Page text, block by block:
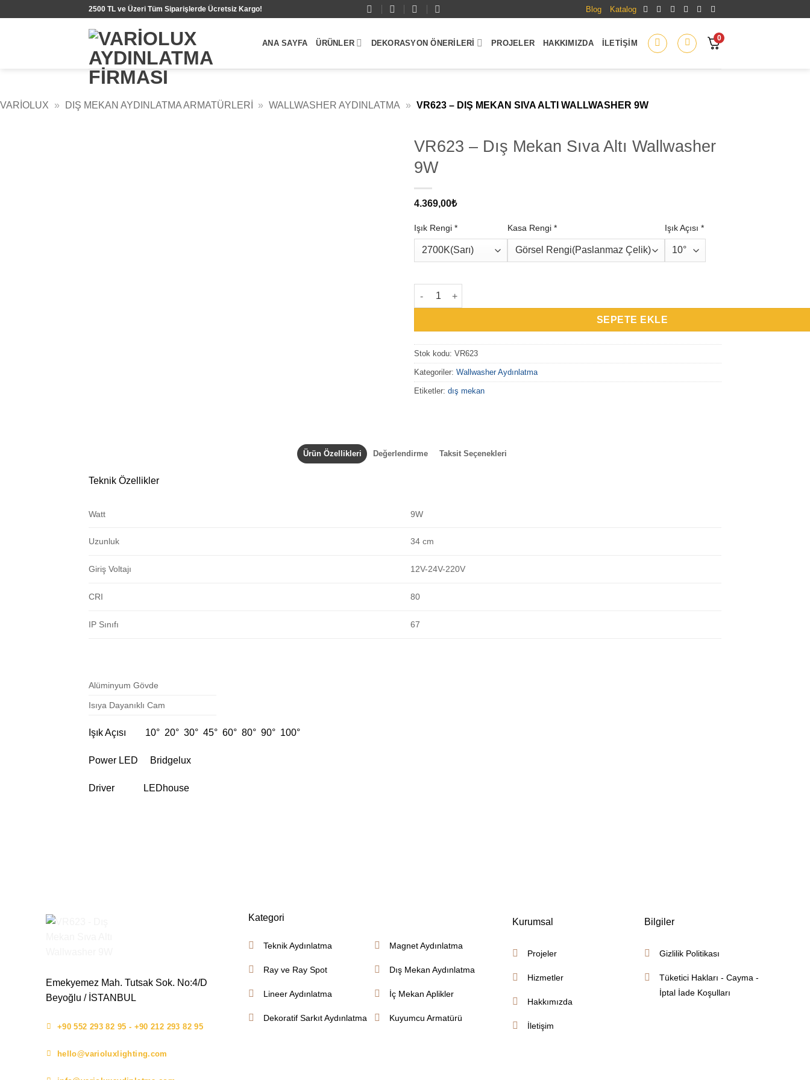
2500 TL ve Üzeri Tüm Siparişlerde Ücretsiz Kargo! Blog Katalog
ANA SAYFA ÜRÜNLER DEKORASYON ÖNERILERI PROJELER HAKKIMIZDA İLETIŞIM
0
VARIOLUX » DIŞ MEKAN AYDINLATMA ARMATÜRLERI » WALLWASHER AYDINLATMA » VR623 – DIŞ MEKAN SIVA ALTI WALLWASHER 9W
VR623 – Dış Mekan Sıva Altı Wallwasher
9W
4.369,00₺
Işık Rengi * Kasa Rengi * Işık Açısı *
VR623 - Dış Mekan Sıva Altı Wallwasher 9W adet
SEPETE EKLE
Stok kodu: VR623
Kategoriler: Wallwasher Aydınlatma
Etiketler: dış mekan
Ürün Özellikleri Değerlendirme Taksit Seçenekleri
Teknik Özellikler
Watt 9W
Uzunluk 34 cm
Giriş Voltajı 12V-24V-220V
CRI 80
IP Sınıfı 67
Alüminyum Gövde
Isıya Dayanıklı Cam
Işık Açısı 10° 20° 30° 45° 60° 80° 90° 100°
Power LED Bridgelux
Driver LEDhouse
Emekyemez Mah. Tutsak Sok. No:4/D
Beyoğlu / İSTANBUL
+90 552 293 82 95 - +90 212 293 82 95
hello@varioluxlighting.com
Kategori
Teknik Aydınlatma
Ray ve Ray Spot
Lineer Aydınlatma
Dekoratif Sarkıt Aydınlatma
Magnet Aydınlatma
Dış Mekan Aydınlatma
İç Mekan Aplikler
Kuyumcu Armatürü
Kurumsal
Projeler
Hizmetler
Hakkımızda
İletişim
Bilgiler
Gizlilik Politikası
Tüketici Hakları - Cayma -
İptal İade Koşulları